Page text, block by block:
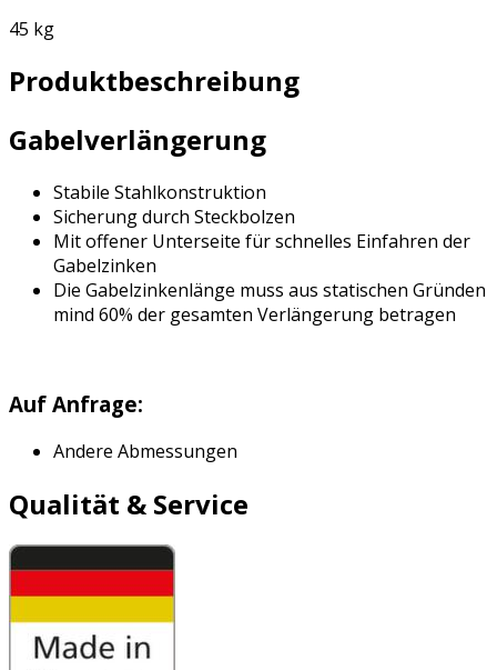
45 kg
Produktbeschreibung
Gabelverlängerung
Stabile Stahlkonstruktion
Sicherung durch Steckbolzen
Mit offener Unterseite für schnelles Einfahren der
Gabelzinken
Die Gabelzinkenlänge muss aus statischen Gründen
mind 60% der gesamten Verlängerung betragen
Auf Anfrage:
Andere Abmessungen
Qualität & Service